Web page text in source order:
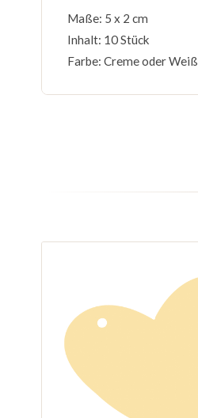
Maße: 5 x 2 cm
Inhalt: 10 Stück
Farbe: Creme oder Weiß